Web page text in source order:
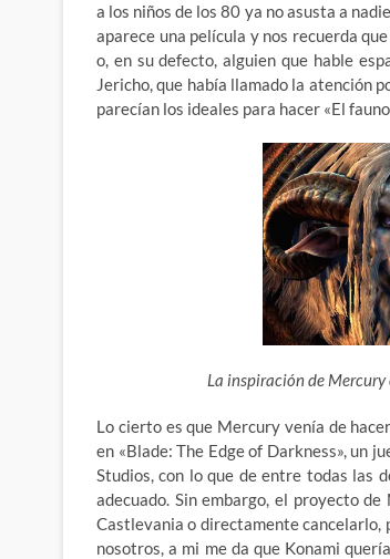
a los niños de los 80 ya no asusta a
aparece una película y nos recuerda
o, en su defecto, alguien que hable
Jericho, que había llamado la atención
parecían los ideales para hacer «El
La inspiración de Mercury
Lo cierto es que Mercury venía de
en «Blade: The Edge of Darkness», un
Studios, con lo que de entre todas las
adecuado. Sin embargo, el proyecto
Castlevania o directamente cancelarlo,
nosotros, a mi me da que Konami